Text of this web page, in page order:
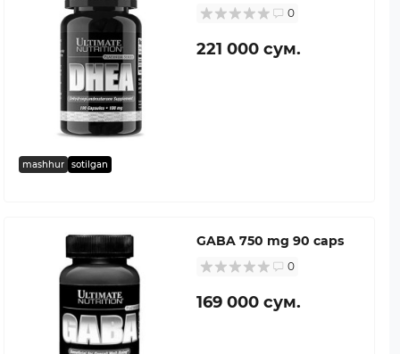
mashhur sotilgan
0
221 000 сум.
GABA 750 mg 90 caps
0
169 000 сум.